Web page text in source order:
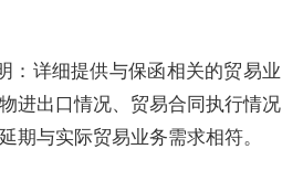
：详细提供与保函相关的贸易业
进出口情况、贸易合同执行情况
期与实际贸易业务需求相符。